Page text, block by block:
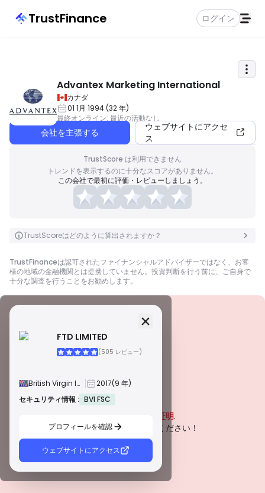
TrustFinance ログイン
Advantex Marketing International
カナダ
01 1月 1994(32年)
最終オンライン: 最近の活動なし
会社を主張する
ウェブサイトにアクセ
ス
TrustScore は利用できません
トレンドを表示するのに十分なスコアがありません。
この会社で最初に評価・レビューしましょう。
TrustScoreはどのように算出されますか？
TrustFinanceは認可されたファイナンシャルアドバイザーではなく、お客
様の地域の金融機関とは提携していません。投資判断を行う前に、ご自身で
十分な調査を行うことをお勧めします。
FTD LIMITED
(505 レビュー)
British Virgin Islands 2017(9 年)
セキュリティ情報 : BVI FSC
プロフィールを確認
ウェブサイトにアクセス
セキュリティ情報
未証明.
潜在的なリスクにご注意ください！
世界的に有名な規制当局によって発行されたこれらのライセンスは、厳格な
尊敬される地域規制当局によって付与されたこれらのライセンスは、資金の
分別管理、財務報告、補償制度などの強固な安全対策を提供します。ティア1
ほど厳格ではありませんが、信頼できる地域保護を提供します。
新興市場の規制当局によって発行されたこれらのライセンスは、最低資本要
件やAMLポリシーなどの基本的な保護を提供します。監督はそれほど厳格で
はないため、トレーダーは注意して安全対策を確認する必要があります。